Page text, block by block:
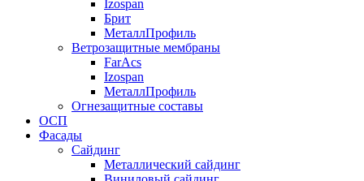
Izospan
Брит
МеталлПрофиль
Ветрозащитные мембраны
FarAcs
Izospan
МеталлПрофиль
Огнезащитные составы
ОСП
Фасады
Сайдинг
Металлический сайдинг